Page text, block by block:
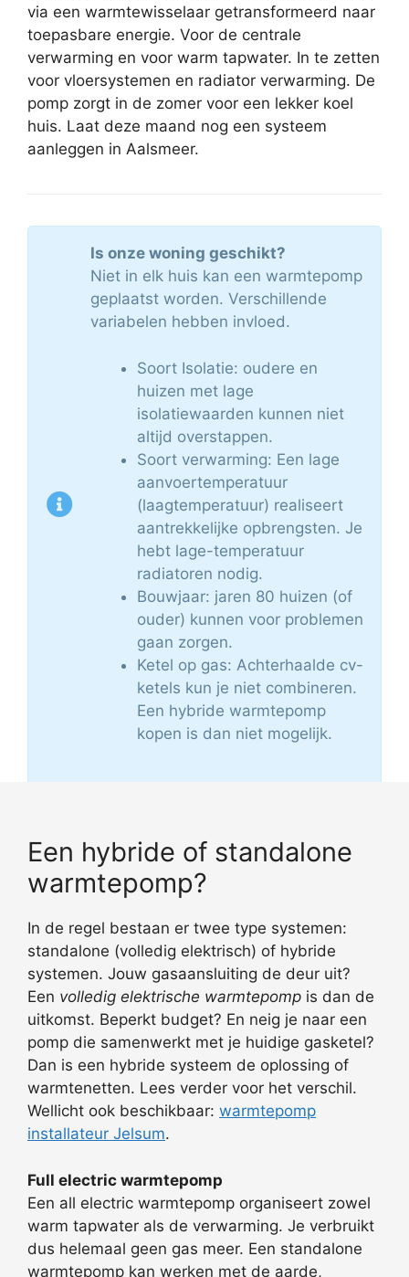
via een warmtewisselaar getransformeerd naar
toepasbare energie. Voor de centrale
verwarming en voor warm tapwater. In te zetten
voor vloersystemen en radiator verwarming. De
pomp zorgt in de zomer voor een lekker koel
huis. Laat deze maand nog een systeem
aanleggen in Aalsmeer.
Is onze woning geschikt?
Niet in elk huis kan een warmtepomp
geplaatst worden. Verschillende
variabelen hebben invloed.
Soort Isolatie: oudere en
huizen met lage
isolatiewaarden kunnen niet
altijd overstappen.
Soort verwarming: Een lage
aanvoertemperatuur
(laagtemperatuur) realiseert
aantrekkelijke opbrengsten. Je
hebt lage-temperatuur
radiatoren nodig.
Bouwjaar: jaren 80 huizen (of
ouder) kunnen voor problemen
gaan zorgen.
Ketel op gas: Achterhaalde cv-
ketels kun je niet combineren.
Een hybride warmtepomp
kopen is dan niet mogelijk.
Een hybride of standalone
warmtepomp?
In de regel bestaan er twee type systemen:
standalone (volledig elektrisch) of hybride
systemen. Jouw gasaansluiting de deur uit?
Een volledig elektrische warmtepomp is dan de
uitkomst. Beperkt budget? En neig je naar een
pomp die samenwerkt met je huidige gasketel?
Dan is een hybride systeem de oplossing of
warmtenetten. Lees verder voor het verschil.
Wellicht ook beschikbaar: warmtepomp
installateur Jelsum.
Full electric warmtepomp
Een all electric warmtepomp organiseert zowel
warm tapwater als de verwarming. Je verbruikt
dus helemaal geen gas meer. Een standalone
warmtepomp kan werken met de aarde,